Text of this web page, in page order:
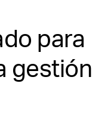
para